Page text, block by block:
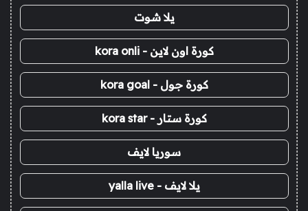
يلا شوت
كورة اون لاين - kora onli
كورة جول - kora goal
كورة ستار - kora star
سوريا لايف
يلا لايف - yalla live